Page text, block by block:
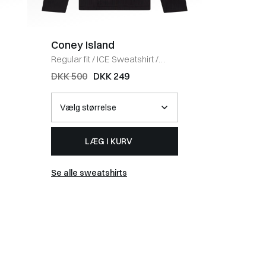
Coney Island
Regular fit/ ICE Sweatshirt/
BLACK
DKK 500 DKK 249
LÆG I KURV
Se alle sweatshirts